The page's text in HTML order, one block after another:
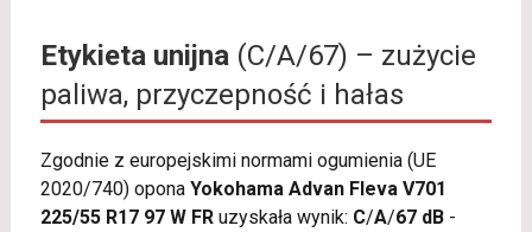
Etykieta unijna(C/A/67) – zużycie
paliwa, przyczepność i hałas
Zgodnie z europejskimi normami ogumienia (UE
2020/740) opona Yokohama Advan Fleva V701
225/55 R17 97 W FRuzyskała wynik: C/A/67 dB-